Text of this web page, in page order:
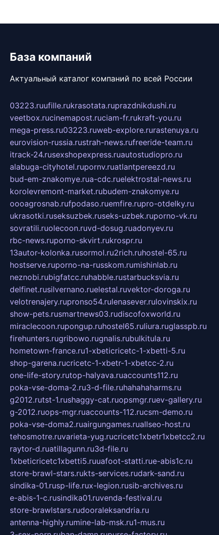
База компаний
Актуальный каталог компаний по всей России
03223.ruufille.rukrasotata.ruprazdnikdushi.ru
veetbox.rucinemapost.ruciam-fr.rukraft-you.ru
mega-press.ru03223.ruweb-explore.rurastenuya.ru
eurovision-russia.rustrah-news.rufreeride-team.ru
itrack-24.rusexshopexpress.ruautostudiopro.ru
alabuga-cityhotel.rupornv.ruatlantpereezd.ru
bud-em-znakomye.rua-cdc.ruelektrostal-news.ru
korolevremont-market.rubudem-znakomye.ru
oooagrosnab.rufpodaso.ruemfire.rupro-otdelky.ru
ukrasotki.ruseksuzbek.ruseks-uzbek.ruporno-vk.ru
sovratili.ruolecoon.ruvd-dosug.ruadonyev.ru
rbc-news.ruporno-skvirt.rukrospr.ru
13autor-kolonka.rusormol.ru2rich.ruhostel-65.ru
hostserve.ruporno-na-russkom.rumishinlab.ru
neznobi.rubigfatcc.ruhabble.rustarbucksvia.ru
delfinet.rusilvernano.ruelestal.ruvektor-doroga.ru
velotrenajery.rupronso54.rulenasever.rulovinskix.ru
show-pets.rusmartnews03.rudiscofoxworld.ru
miraclecoon.rupongup.ruhostel65.ruliura.ruglasspb.ru
firehunters.rugribowo.rugnalis.rubulkitula.ru
hometown-france.ru1-xbeticricetc-1-xbetti-5.ru
shop-garena.rucricetc-1-xbetr-1-xbetcc-2.ru
one-life-story.rutop-halyava.ruaccounts112.ru
poka-vse-doma-2.ru3-d-file.ruhahahaharms.ru
g2012.rutst-1.rushaggy-cat.ruopsmgr.ruev-gallery.ru
g-2012.ruops-mgr.ruaccounts-112.rucsm-demo.ru
poka-vse-doma2.ruairgungames.ruallseo-host.ru
tehosmotre.ruvarieta-yug.rucricetc1xbetr1xbetcc2.ru
raytor-d.ruatillagunn.ru3d-file.ru
1xbeticricetc1xbetti5.ruuafoot-statti.rue-abis1c.ru
store-brawl-stars.rukts-services.rudark-sand.ru
sindika-01.rusp-life.rux-legion.rusib-archives.ru
e-abis-1-c.rusindika01.ruvenda-festival.ru
store-brawlstars.rudooraleksandria.ru
antenna-highly.rumine-lab-msk.ru1-mus.ru